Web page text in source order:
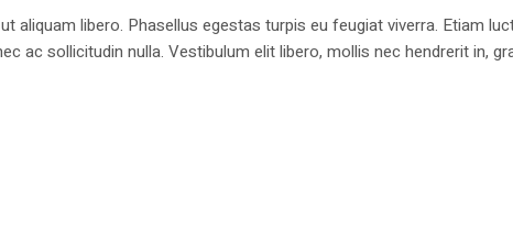
libero. Phasellus egestas turpis eu feugiat viverra. Etiam
ac sollicitudin nulla. Vestibulum elit libero, mollis nec hendrerit in,